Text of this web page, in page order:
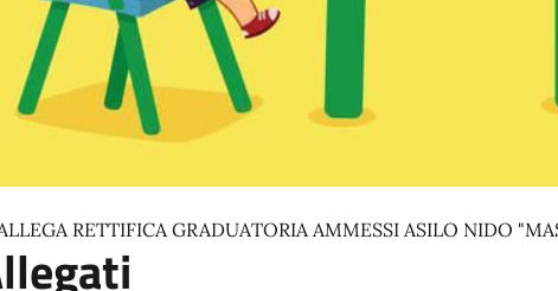
RETTIFICA GRADUATORIA AMMESSI ASILO NIDO